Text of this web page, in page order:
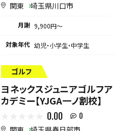
関東 埼玉県川口市
月謝 9,900円〜
対象年代 幼児・小学生・中学生
ゴルフ
ヨネックスジュニアゴルフア
カデミー【YJGA一ノ割校】
0.00 0